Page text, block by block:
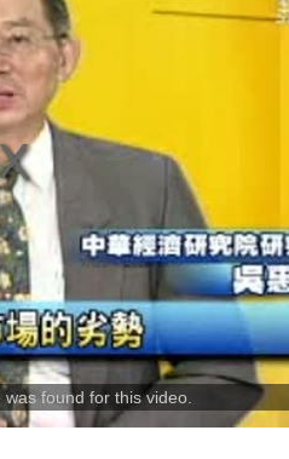
found for this video.